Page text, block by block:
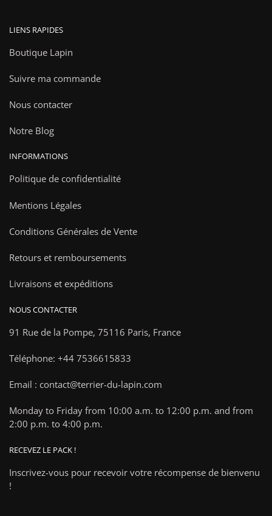
LIENS RAPIDES
Boutique Lapin
Suivre ma commande
Nous contacter
Notre Blog
INFORMATIONS
Politique de confidentialité
Mentions Légales
Conditions Générales de Vente
Retours et remboursements
Livraisons et expéditions
NOUS CONTACTER
91 Rue de la Pompe, 75116 Paris, France
Téléphone: +44 7536615833
Email : contact@terrier-du-lapin.com
Monday to Friday from 10:00 a.m. to 12:00 p.m. and from
2:00 p.m. to 4:00 p.m.
RECEVEZ LE PACK !
Inscrivez-vous pour recevoir votre récompense de bienvenu
!